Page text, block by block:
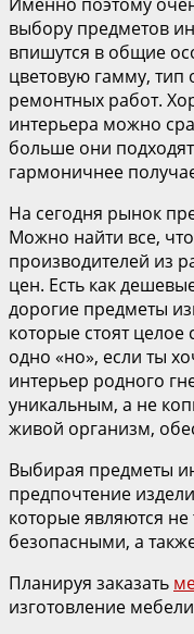
выбору предметов
впишутся в общие
цветовую гамму, тип
ремонтных работ.
интерьера можно
больше они
гармоничнее
На сегодня рынок
Можно найти все,
производителей из
цен. Есть как
дорогие предметы
которые стоят целое
одно «но», если ты
интерьер родного
уникальным, а не
живой организм,
Выбирая предметы
предпочтение
которые являются
безопасными, а
Планируя заказать
изготовление